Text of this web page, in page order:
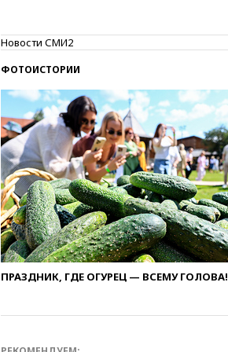
Новости СМИ2
ФОТОИСТОРИИ
ПРАЗДНИК, ГДЕ ОГУРЕЦ — ВСЕМУ ГОЛОВА!